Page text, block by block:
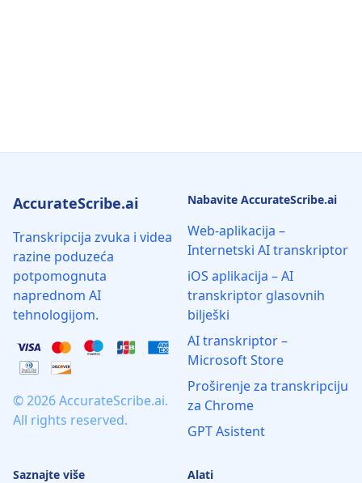
AccurateScribe.ai
Transkripcija zvuka i videa
razine poduzeća
potpomognuta
naprednom AI
tehnologijom.
© 2026 AccurateScribe.ai.
All rights reserved.
Nabavite AccurateScribe.ai
Web-aplikacija –
Internetski AI transkriptor
iOS aplikacija – AI
transkriptor glasovnih
bilješki
AI transkriptor –
Microsoft Store
Proširenje za transkripciju
za Chrome
GPT Asistent
Saznajte više Alati